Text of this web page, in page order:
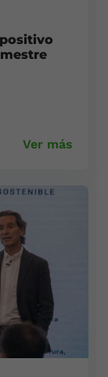
Ver más